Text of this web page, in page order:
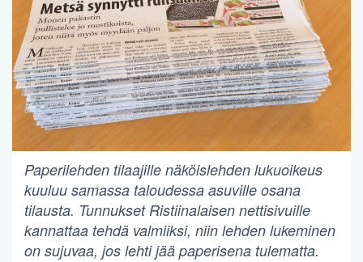
Paperilehden tilaajille näköislehden lukuoikeus
kuuluu samassa taloudessa asuville osana
tilausta. Tunnukset Ristiinalaisen nettisivuille
kannattaa tehdä valmiiksi, niin lehden lukeminen
on sujuvaa, jos lehti jää paperisena tulematta.